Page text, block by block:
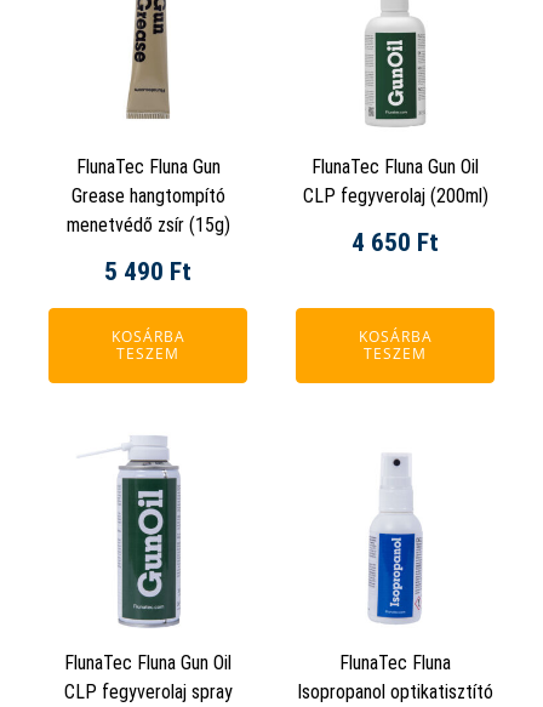
FlunaTec Fluna Gun
Grease hangtompító
menetvédő zsír (15g)
5 490 Ft
KOSÁRBA
TESZEM
FlunaTec Fluna Gun Oil
CLP fegyverolaj (200ml)
4 650 Ft
KOSÁRBA
TESZEM
FlunaTec Fluna Gun Oil
CLP fegyverolaj spray
FlunaTec Fluna
Isopropanol optikatisztító